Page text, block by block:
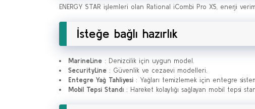
ENERGY STAR işlemleri olan Rational iCombi Pro XS, enerji
İsteğe bağlı hazırlık
MarineLine : Denizcilik için uygun model.
SecurityLine : Güvenlik ve cezaevi modelleri.
Entegre Yağ Tahliyesi : Yağları temizlemek için entegre
Mobil Tepsi Standı : Hareket kolaylığı sağlayan mobil tepsi